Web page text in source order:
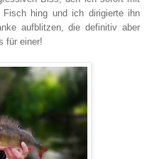
Fisch hing und ich dirigierte ihn
aufblitzen, die definitiv aber
für einer!